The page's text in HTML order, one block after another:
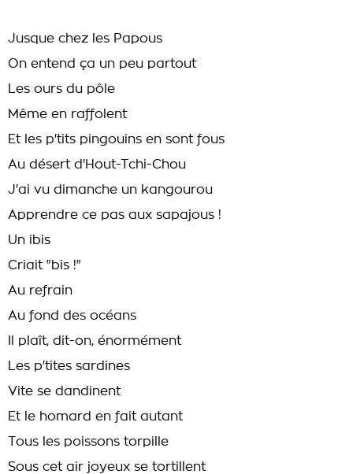
Jusque chez les Papous
On entend ça un peu partout
Les ours du pôle
Même en raffolent
Et les p'tits pingouins en sont fous
Au désert d'Hout-Tchi-Chou
J'ai vu dimanche un kangourou
Apprendre ce pas aux sapajous !
Un ibis
Criait "bis !"
Au refrain
Au fond des océans
Il plaît, dit-on, énormément
Les p'tites sardines
Vite se dandinent
Et le homard en fait autant
Tous les poissons torpille
Sous cet air joyeux se tortillent